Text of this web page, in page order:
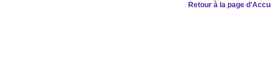
Retour à la page